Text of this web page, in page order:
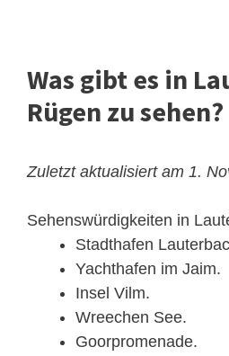
Was gibt es in
Rügen zu sehen?
Zuletzt aktualisiert am 1.
Sehenswürdigkeiten in
Stadthafen
Yachthafen im Jaim.
Insel Vilm.
Wreechen See.
Goorpromenade.